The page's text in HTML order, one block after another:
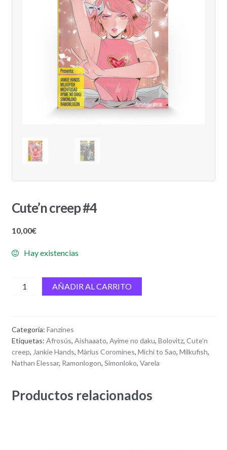
Cute’n creep #4
10,00€
Hay existencias
Cute'n
AÑADIR AL CARRITO
Categoría: Fanzines
Etiquetas: Afrosús, Aishaaato, Ayime no daku, Bolovitz, Cute'n
creep, Jankie Hands, Màrius Coromines, Michi to Sao, Milkufish,
Nathan Elessar, Ramonlogon, Simonloko, Varela
Productos relacionados